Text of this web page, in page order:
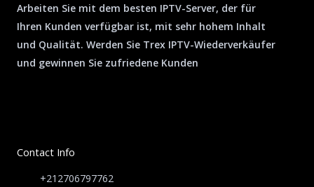
Arbeiten Sie mit dem besten IPTV-Server, der für
Ihren Kunden verfügbar ist, mit sehr hohem Inhalt
und Qualität. Werden Sie Trex IPTV-Wiederverkäufer
und gewinnen Sie zufriedene Kunden
Contact Info
+212706797762